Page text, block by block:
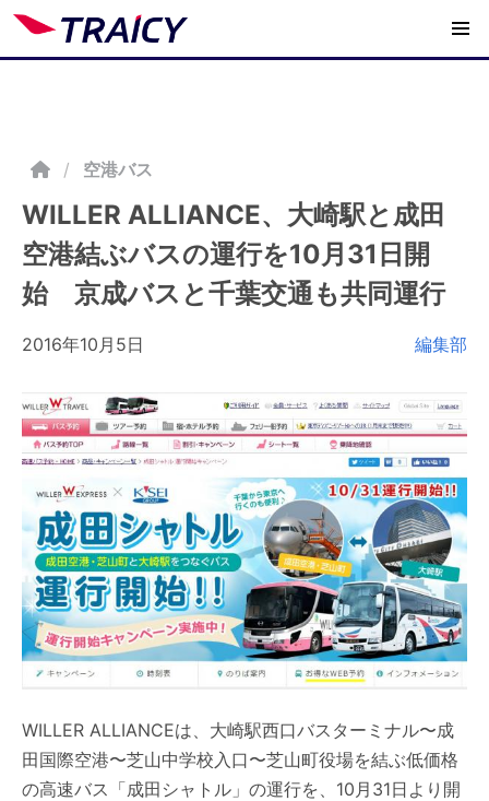
/ 空港バス
WILLER ALLIANCE、大崎駅と成田
空港結ぶバスの運行を10月31日開
始 京成バスと千葉交通も共同運行
2016年10月5日 編集部
WILLER ALLIANCEは、大崎駅西口バスターミナル〜成
田国際空港〜芝山中学校入口〜芝山町役場を結ぶ低価格
の高速バス「成田シャトル」の運行を、10月31日より開